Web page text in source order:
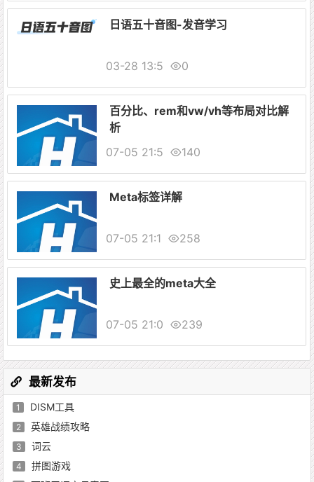
日语五十音图-发音学习
03-28 13:5 0
百分比、rem和vw/vh等布局对比解
析
07-05 21:5
140
Meta标签详解
07-05 21:1 258
史上最全的meta大全
07-05 21:0 239
最新发布
1 DISM工具
2 英雄战绩攻略
3 词云
4 拼图游戏